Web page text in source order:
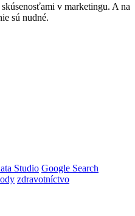
v marketingu. A na
sú nudné.
Studio Google Search
zdravotníctvo